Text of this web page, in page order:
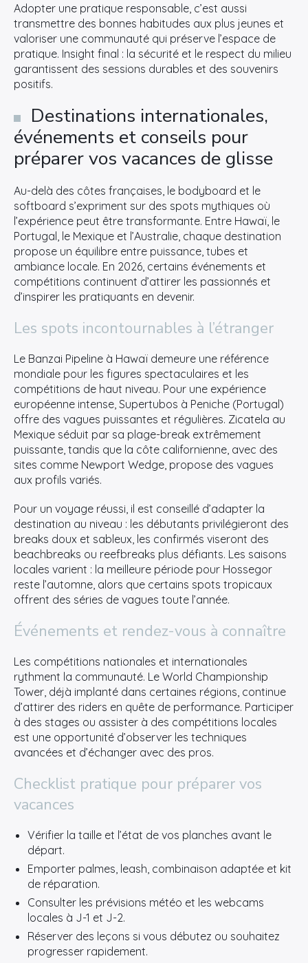
Adopter une pratique responsable, c’est aussi
transmettre des bonnes habitudes aux plus jeunes et
valoriser une communauté qui préserve l’espace de
pratique. Insight final : la sécurité et le respect du milieu
garantissent des sessions durables et des souvenirs
positifs.
Destinations internationales,
événements et conseils pour
préparer vos vacances de glisse
Au-delà des côtes françaises, le bodyboard et le
softboard s’expriment sur des spots mythiques où
l’expérience peut être transformante. Entre Hawaï, le
Portugal, le Mexique et l’Australie, chaque destination
propose un équilibre entre puissance, tubes et
ambiance locale. En 2026, certains événements et
compétitions continuent d’attirer les passionnés et
d’inspirer les pratiquants en devenir.
Les spots incontournables à l’étranger
Le Banzai Pipeline à Hawaï demeure une référence
mondiale pour les figures spectaculaires et les
compétitions de haut niveau. Pour une expérience
européenne intense, Supertubos à Peniche (Portugal)
offre des vagues puissantes et régulières. Zicatela au
Mexique séduit par sa plage-break extrêmement
puissante, tandis que la côte californienne, avec des
sites comme Newport Wedge, propose des vagues
aux profils variés.
Pour un voyage réussi, il est conseillé d’adapter la
destination au niveau : les débutants privilégieront des
breaks doux et sableux, les confirmés viseront des
beachbreaks ou reefbreaks plus défiants. Les saisons
locales varient : la meilleure période pour Hossegor
reste l’automne, alors que certains spots tropicaux
offrent des séries de vagues toute l’année.
Événements et rendez-vous à connaître
Les compétitions nationales et internationales
rythment la communauté. Le World Championship
Tower, déjà implanté dans certaines régions, continue
d’attirer des riders en quête de performance. Participer
à des stages ou assister à des compétitions locales
est une opportunité d’observer les techniques
avancées et d’échanger avec des pros.
Checklist pratique pour préparer vos
vacances
Vérifier la taille et l’état de vos planches avant le
départ.
Emporter palmes, leash, combinaison adaptée et kit
de réparation.
Consulter les prévisions météo et les webcams
locales à J-1 et J-2.
Réserver des leçons si vous débutez ou souhaitez
progresser rapidement.